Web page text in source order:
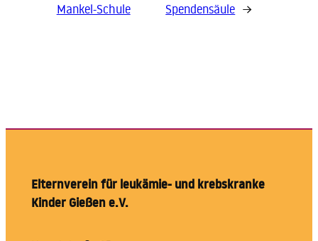
Mankel-Schule
Spendensäule →
Elternverein für leukämie- und krebskranke
Kinder Gießen e.V.